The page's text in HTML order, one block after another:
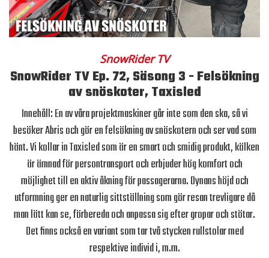
SnowRider TV
SnowRider TV Ep. 72, Säsong 3 - Felsökning
av snöskoter, Taxisled
Innehåll: En av våra projektmaskiner går inte som den ska, så vi
besöker Abris och gör en felsökning av snöskotern och ser vad som
hänt. Vi kollar in Taxisled som är en smart och smidig produkt, kälken
är ämnad för persontransport och erbjuder hög komfort och
möjlighet till en aktiv åkning för passagerarna. Dynans höjd och
utformning ger en naturlig sittställning som gör resan trevligare då
man lätt kan se, förbereda och anpassa sig efter gropar och stötar.
Det finns också en variant som tar två stycken rullstolar med
respektive individ i, m.m.